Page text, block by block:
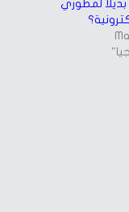
بديلاً لمطوري